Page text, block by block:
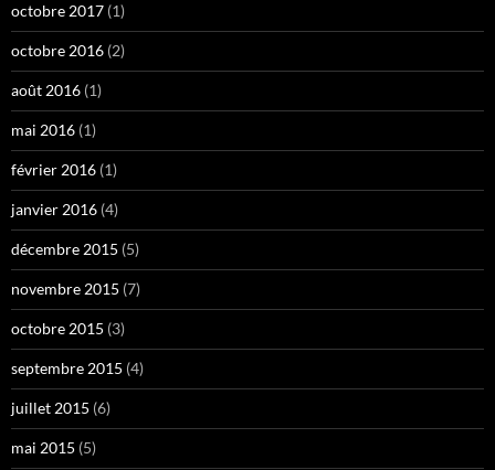
octobre 2017 (1)
octobre 2016 (2)
août 2016 (1)
mai 2016 (1)
février 2016 (1)
janvier 2016 (4)
décembre 2015 (5)
novembre 2015 (7)
octobre 2015 (3)
septembre 2015 (4)
juillet 2015 (6)
mai 2015 (5)